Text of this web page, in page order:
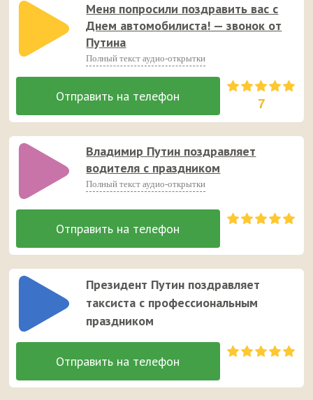
Меня попросили поздравить вас с
Днем автомобилиста! — звонок от
Путина
Полный текст аудио-открытки
7
Владимир Путин поздравляет
водителя с праздником
Полный текст аудио-открытки
Президент Путин поздравляет
таксиста с профессиональным
праздником